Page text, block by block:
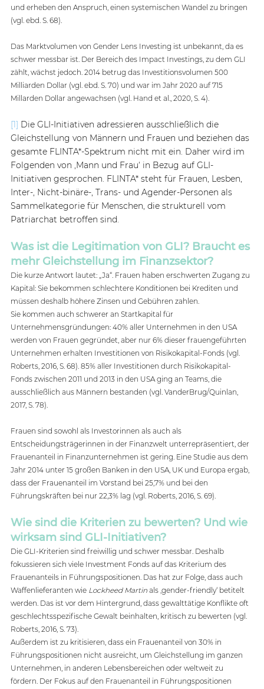
und erheben den Anspruch, einen systemischen Wandel zu bringen
(vgl. ebd. S. 68).
Das Marktvolumen von Gender Lens Investing ist unbekannt, da es
schwer messbar ist. Der Bereich des Impact Investings, zu dem GLI
zählt, wächst jedoch. 2014 betrug das Investitionsvolumen 500
Milliarden Dollar (vgl. ebd. S. 70) und war im Jahr 2020 auf 715
Millarden Dollar angewachsen (vgl. Hand et al., 2020, S. 4).
[1] Die GLI-Initiativen adressieren ausschließlich die
Gleichstellung von Männern und Frauen und beziehen das
gesamte FLINTA*-Spektrum nicht mit ein. Daher wird im
Folgenden von ‚Mann und Frau‘ in Bezug auf GLI-
Initiativen gesprochen. FLINTA* steht für Frauen, Lesben,
Inter-, Nicht-binäre-, Trans- und Agender-Personen als
Sammelkategorie für Menschen, die strukturell vom
Patriarchat betroffen sind.
Was ist die Legitimation von GLI? Braucht es
mehr Gleichstellung im Finanzsektor?
Die kurze Antwort lautet: „Ja“. Frauen haben erschwerten Zugang zu
Kapital: Sie bekommen schlechtere Konditionen bei Krediten und
müssen deshalb höhere Zinsen und Gebühren zahlen.
Sie kommen auch schwerer an Startkapital für
Unternehmensgründungen: 40% aller Unternehmen in den USA
werden von Frauen gegründet, aber nur 6% dieser frauengeführten
Unternehmen erhalten Investitionen von Risikokapital-Fonds (vgl.
Roberts, 2016, S. 68). 85% aller Investitionen durch Risikokapital-
Fonds zwischen 2011 und 2013 in den USA ging an Teams, die
ausschließlich aus Männern bestanden (vgl. VanderBrug/Quinlan,
2017, S. 78).
Frauen sind sowohl als Investorinnen als auch als
Entscheidungsträgerinnen in der Finanzwelt unterrepräsentiert, der
Frauenanteil in Finanzunternehmen ist gering. Eine Studie aus dem
Jahr 2014 unter 15 großen Banken in den USA, UK und Europa ergab,
dass der Frauenanteil im Vorstand bei 25,7% und bei den
Führungskräften bei nur 22,3% lag (vgl. Roberts, 2016, S. 69).
Wie sind die Kriterien zu bewerten? Und wie
wirksam sind GLI-Initiativen?
Die GLI-Kriterien sind freiwillig und schwer messbar. Deshalb
fokussieren sich viele Investment Fonds auf das Kriterium des
Frauenanteils in Führungspositionen. Das hat zur Folge, dass auch
Waffenlieferanten wie Lockheed Martin als ‚gender-friendly‘ betitelt
werden. Das ist vor dem Hintergrund, dass gewalttätige Konflikte oft
geschlechtsspezifische Gewalt beinhalten, kritisch zu bewerten (vgl.
Roberts, 2016, S. 73).
Außerdem ist zu kritisieren, dass ein Frauenanteil von 30% in
Führungspositionen nicht ausreicht, um Gleichstellung im ganzen
Unternehmen, in anderen Lebensbereichen oder weltweit zu
fördern. Der Fokus auf den Frauenanteil in Führungspositionen